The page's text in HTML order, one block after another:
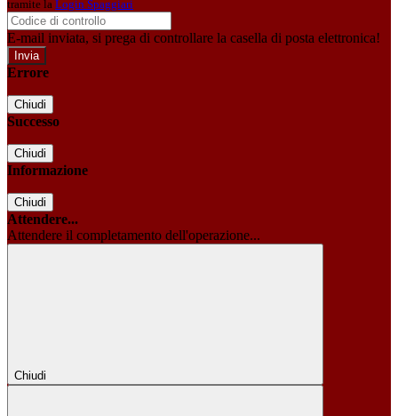
tramite la Login Spaggiari
E-mail inviata, si prega di controllare la casella di posta elettronica!
Errore
Chiudi
Successo
Chiudi
Informazione
Chiudi
Attendere...
Attendere il completamento dell'operazione...
Chiudi